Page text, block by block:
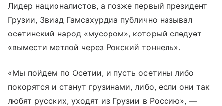
Лидер националистов, а позже первый президент
Грузии, Звиад Гамсахурдиа публично называл
осетинский народ «мусором», который следует
«вымести метлой через Рокский тоннель».
«Мы пойдем по Осетии, и пусть осетины либо
покорятся и станут грузинами, либо, если они так
любят русских, уходят из Грузии в Россию», —